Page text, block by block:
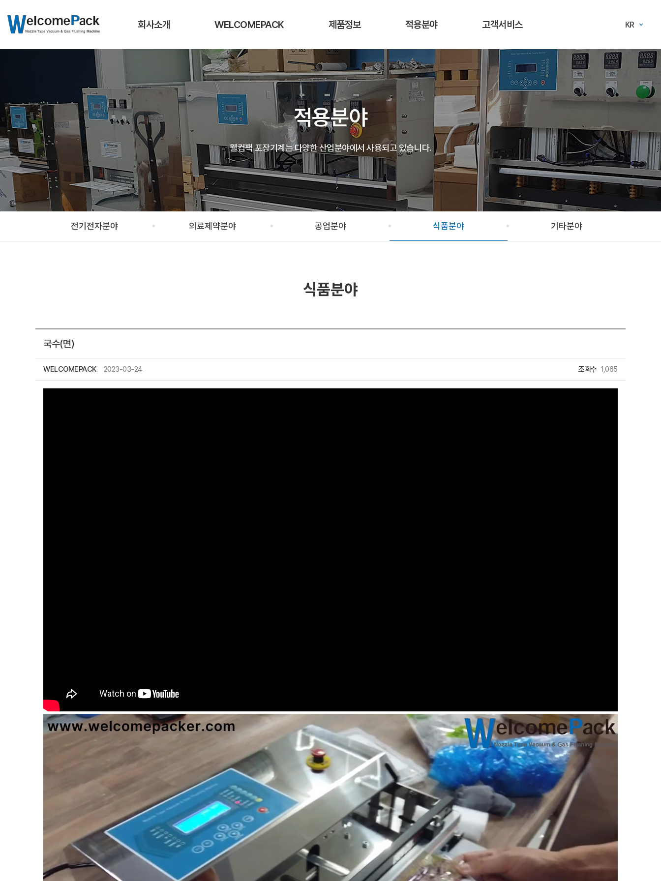
회사소개
인증서 / 특허
전시회
오시는 길
WELCOMEPACK
노즐식 진공포장이란
컨트롤박스 기능
노즐식 진공포장기 적용분야
타사제품 비교표
제품정보
노즐식 진공포장기
챔버식 진공포장기
비닐접착기
진공성형포장기
진공스킨포장기
주문제작 진공포장기
적용분야
전기전자분야
의료제약분야
식품분야
기타분야
고객서비스
공지사항
제품문의
A/S 문의
설치사용법
소모품 교체방법
KR
적용분야
웰컴팩 포장기계는 다양한 산업분야에서 사용되고 있습니다.
전기전자분야 의료제약분야 공업분야 식품분야 기타분야
식품분야
국수(면)
WELCOMEPACK 2023-03-24 조회수 1,065